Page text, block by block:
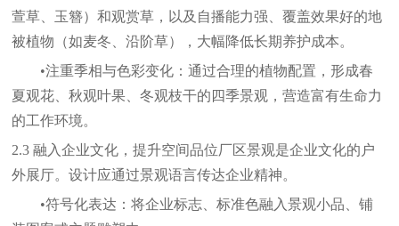
萱草、玉簪）和观赏草，以及自播能力强、覆盖效果好的地
被植物（如麦冬、沿阶草），大幅降低长期养护成本。
•注重季相与色彩变化：通过合理的植物配置，形成春
夏观花、秋观叶果、冬观枝干的四季景观，营造富有生命力
的工作环境。
2.3 融入企业文化，提升空间品位厂区景观是企业文化的户
外展厅。设计应通过景观语言传达企业精神。
•符号化表达：将企业标志、标准色融入景观小品、铺